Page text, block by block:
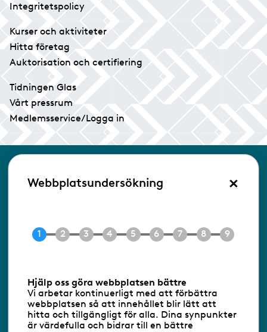
Integritetspolicy
Kurser och aktiviteter
Hitta företag
Auktorisation och certifiering
Tidningen Glas
Vårt pressrum
Medlemsservice/Logga in
Kontakta oss
Glasbranschföreningen
Besöksadress:
Tel 08-453 90 70
E-postinfo@gbf.se
Information om cookies
Webbplatsundersökning ×
Hjälp oss göra webbplatsen bättre
Vi arbetar kontinuerligt med att förbättra
webbplatsen så att innehållet blir lätt att
hitta och tillgängligt för alla. Dina synpunkter
är värdefulla och bidrar till en bättre